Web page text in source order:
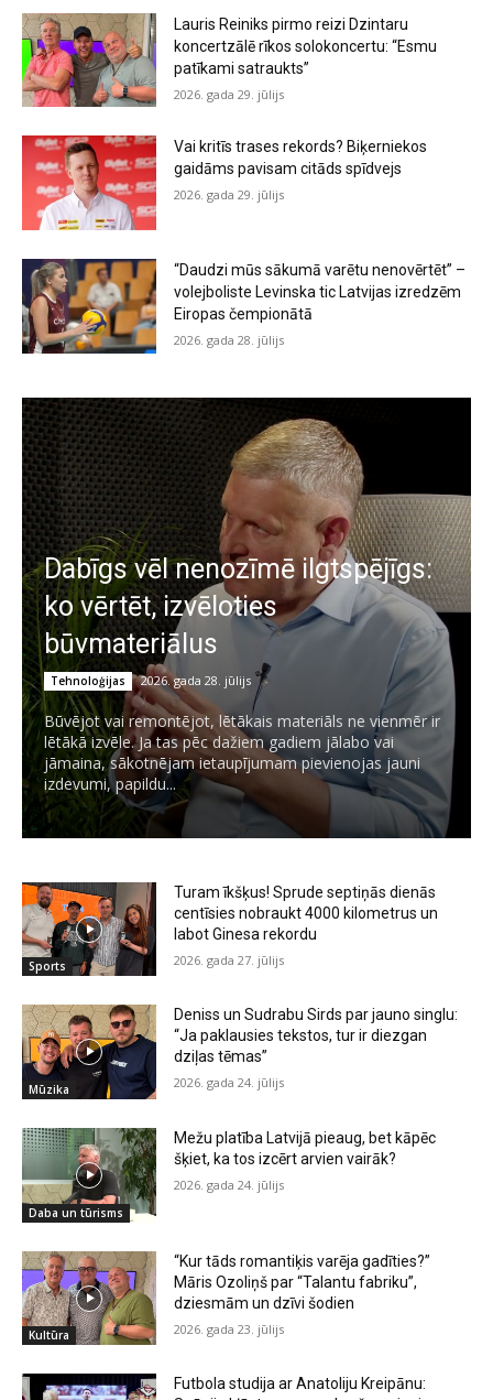
Lauris Reiniks pirmo reizi Dzintaru
koncertzālē rīkos solokoncertu: “Esmu
patīkami satraukts”
2026. gada 29. jūlijs
Vai kritīs trases rekords? Biķerniekos
gaidāms pavisam citāds spīdvejs
2026. gada 29. jūlijs
“Daudzi mūs sākumā varētu nenovērtēt” –
volejboliste Levinska tic Latvijas izredzēm
Eiropas čempionātā
2026. gada 28. jūlijs
Dabīgs vēl nenozīmē ilgtspējīgs:
ko vērtēt, izvēloties
būvmateriālus
Tehnoloģijas 2026. gada 28. jūlijs
Būvējot vai remontējot, lētākais materiāls ne vienmēr ir
lētākā izvēle. Ja tas pēc dažiem gadiem jālabo vai
jāmaina, sākotnējam ietaupījumam pievienojas jauni
izdevumi, papildu...
Sports
Turam īkšķus! Sprude septiņās dienās
centīsies nobraukt 4000 kilometrus un
labot Ginesa rekordu
2026. gada 27. jūlijs
Mūzika
Deniss un Sudrabu Sirds par jauno singlu:
“Ja paklausies tekstos, tur ir diezgan
dziļas tēmas”
2026. gada 24. jūlijs
Daba un tūrisms
Mežu platība Latvijā pieaug, bet kāpēc
šķiet, ka tos izcērt arvien vairāk?
2026. gada 24. jūlijs
Kultūra
“Kur tāds romantiķis varēja gadīties?”
Māris Ozoliņš par “Talantu fabriku”,
dziesmām un dzīvi šodien
2026. gada 23. jūlijs
Futbola studija ar Anatoliju Kreipānu: